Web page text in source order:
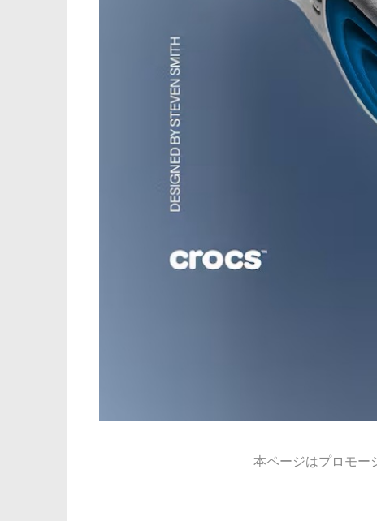
本ページはプロモー